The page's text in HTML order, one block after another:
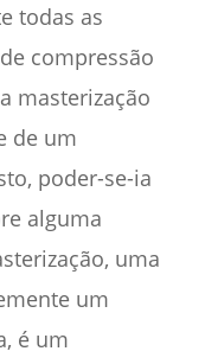
todas as
compressão
masterização
de um
poder-se-ia
alguma
uma
um
é um